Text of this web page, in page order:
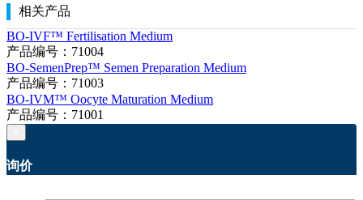
相关产品
BO-IVF™ Fertilisation Medium
产品编号：71004
BO-SemenPrep™ Semen Preparation Medium
产品编号：71003
BO-IVM™ Oocyte Maturation Medium
产品编号：71001
询价